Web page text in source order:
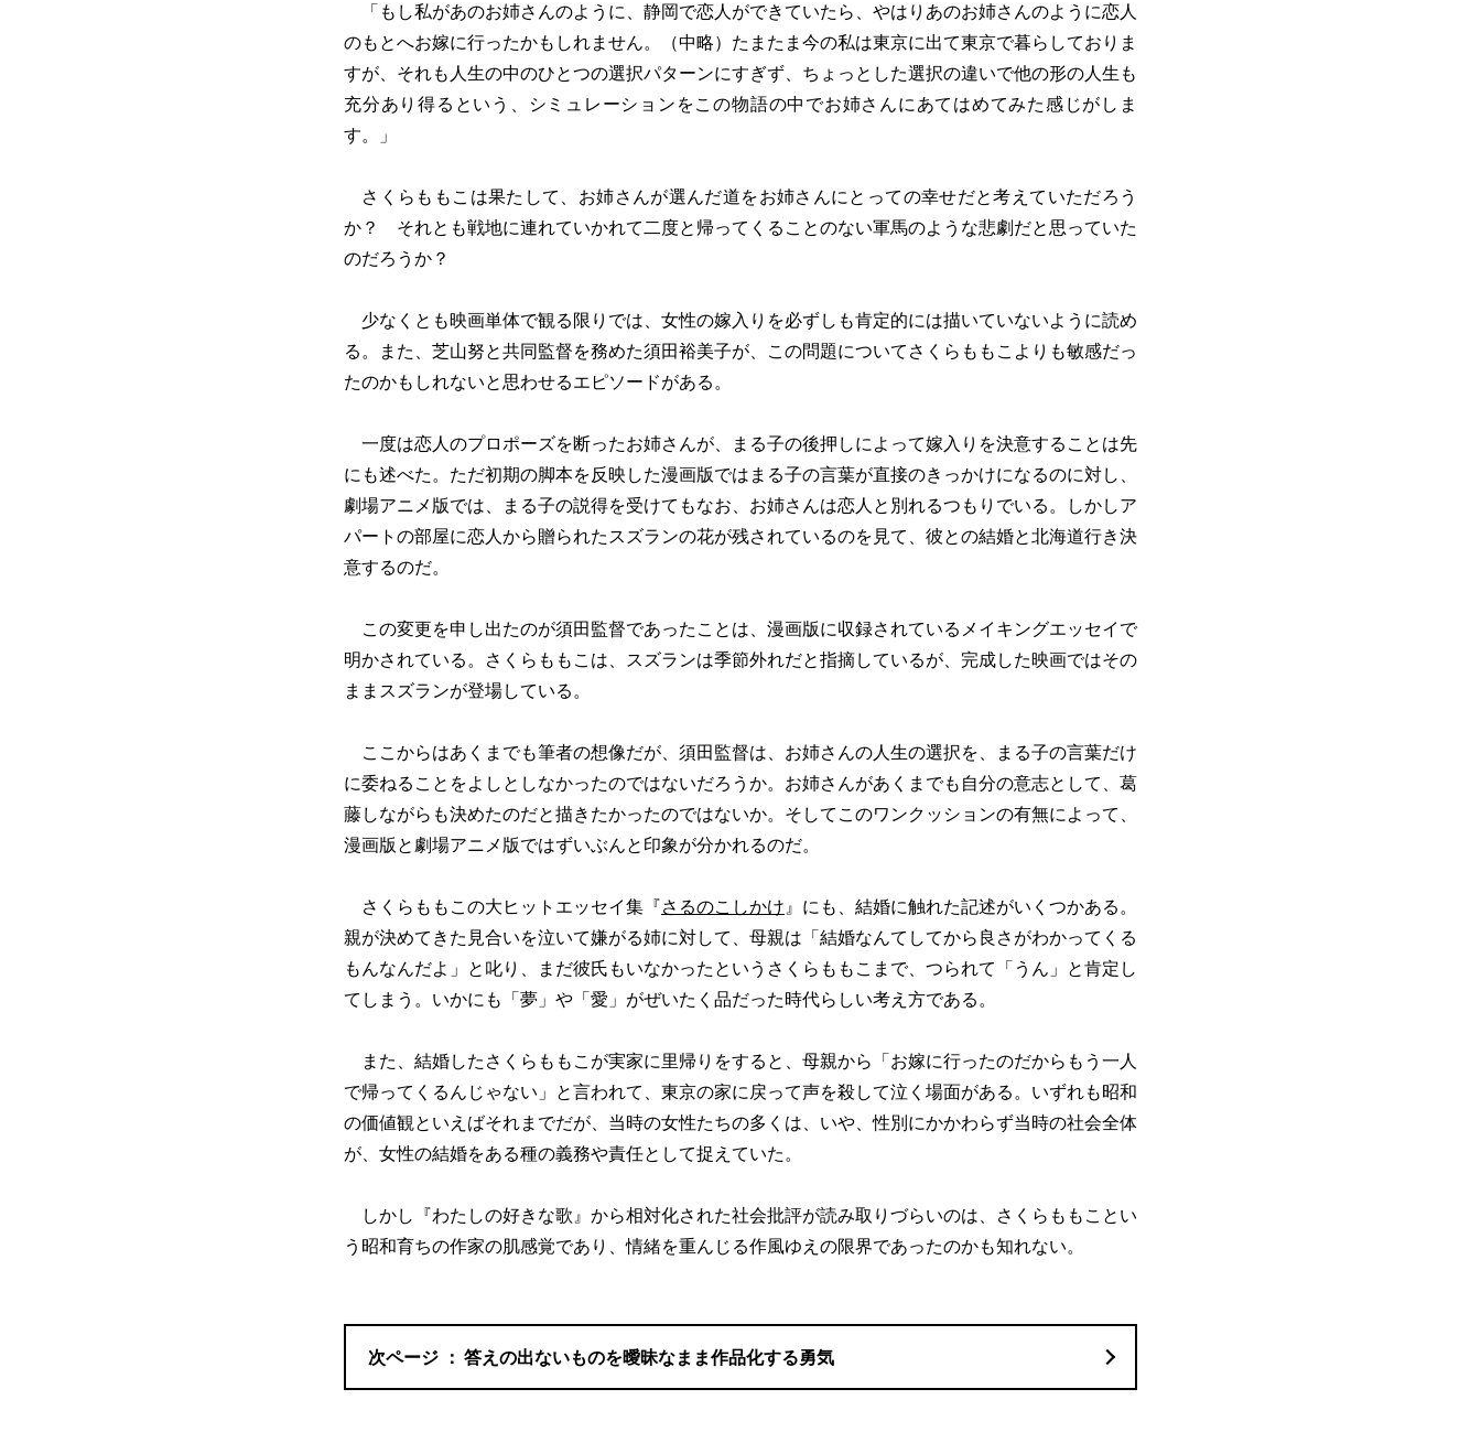
「もし私があのお姉さんのように、静岡で恋人ができていたら、やはりあのお姉さんのように恋人
のもとへお嫁に行ったかもしれません。（中略）たまたま今の私は東京に出て東京で暮らしておりま
すが、それも人生の中のひとつの選択パターンにすぎず、ちょっとした選択の違いで他の形の人生も
充分あり得るという、シミュレーションをこの物語の中でお姉さんにあてはめてみた感じがしま
す。」
さくらももこは果たして、お姉さんが選んだ道をお姉さんにとっての幸せだと考えていただろう
か？ それとも戦地に連れていかれて二度と帰ってくることのない軍馬のような悲劇だと思っていた
のだろうか？
少なくとも映画単体で観る限りでは、女性の嫁入りを必ずしも肯定的には描いていないように読め
る。また、芝山努と共同監督を務めた須田裕美子が、この問題についてさくらももこよりも敏感だっ
たのかもしれないと思わせるエピソードがある。
一度は恋人のプロポーズを断ったお姉さんが、まる子の後押しによって嫁入りを決意することは先
にも述べた。ただ初期の脚本を反映した漫画版ではまる子の言葉が直接のきっかけになるのに対し、
劇場アニメ版では、まる子の説得を受けてもなお、お姉さんは恋人と別れるつもりでいる。しかしア
パートの部屋に恋人から贈られたスズランの花が残されているのを見て、彼との結婚と北海道行き決
意するのだ。
この変更を申し出たのが須田監督であったことは、漫画版に収録されているメイキングエッセイで
明かされている。さくらももこは、スズランは季節外れだと指摘しているが、完成した映画ではその
ままスズランが登場している。
ここからはあくまでも筆者の想像だが、須田監督は、お姉さんの人生の選択を、まる子の言葉だけ
に委ねることをよしとしなかったのではないだろうか。お姉さんがあくまでも自分の意志として、葛
藤しながらも決めたのだと描きたかったのではないか。そしてこのワンクッションの有無によって、
漫画版と劇場アニメ版ではずいぶんと印象が分かれるのだ。
さくらももこの大ヒットエッセイ集『さるのこしかけ』にも、結婚に触れた記述がいくつかある。
親が決めてきた見合いを泣いて嫌がる姉に対して、母親は「結婚なんてしてから良さがわかってくる
もんなんだよ」と叱り、まだ彼氏もいなかったというさくらももこまで、つられて「うん」と肯定し
てしまう。いかにも「夢」や「愛」がぜいたく品だった時代らしい考え方である。
また、結婚したさくらももこが実家に里帰りをすると、母親から「お嫁に行ったのだからもう一人
で帰ってくるんじゃない」と言われて、東京の家に戻って声を殺して泣く場面がある。いずれも昭和
の価値観といえばそれまでだが、当時の女性たちの多くは、いや、性別にかかわらず当時の社会全体
が、女性の結婚をある種の義務や責任として捉えていた。
しかし『わたしの好きな歌』から相対化された社会批評が読み取りづらいのは、さくらももことい
う昭和育ちの作家の肌感覚であり、情緒を重んじる作風ゆえの限界であったのかも知れない。
答えの出ないものを曖昧なまま作品化する勇気